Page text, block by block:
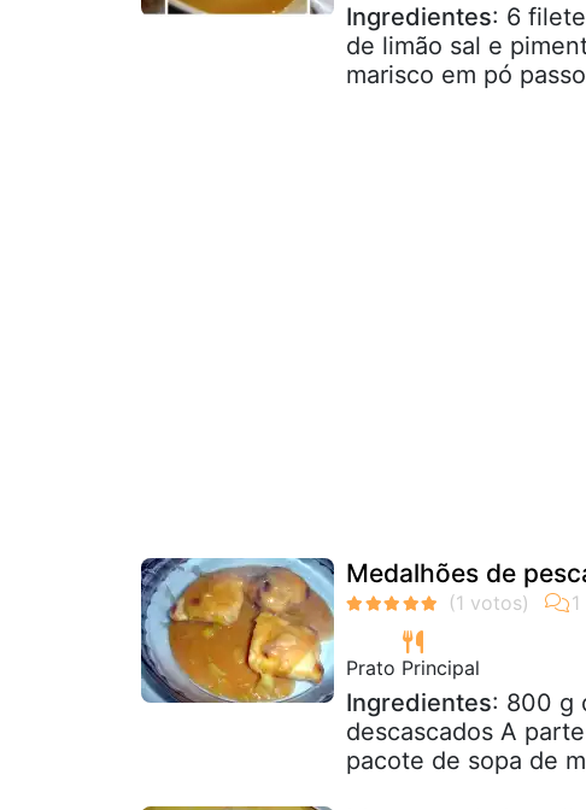
Ingredientes: 6
de limão sal e
marisco em pó
Medalhões de
Prato Principal
Ingredientes: 800 g
descascados A
pacote de sopa de